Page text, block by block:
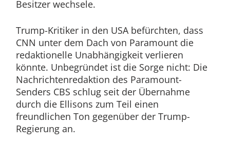
Besitzer wechsele.
Trump-Kritiker in den USA befürchten, dass
CNN unter dem Dach von Paramount die
redaktionelle Unabhängigkeit verlieren
könnte. Unbegründet ist die Sorge nicht: Die
Nachrichtenredaktion des Paramount-
Senders CBS schlug seit der Übernahme
durch die Ellisons zum Teil einen
freundlichen Ton gegenüber der Trump-
Regierung an.